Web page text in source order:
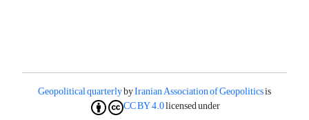
Geopolitical quarterlybyIranian Association of Geopoliticsis
licensed under
CC BY 4.0